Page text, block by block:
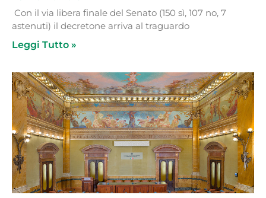
Con il via libera finale del Senato (150 sì, 107 no, 7
astenuti) il decretone arriva al traguardo
Leggi Tutto »